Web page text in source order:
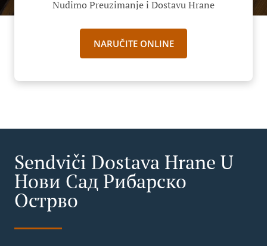
Nudimo Preuzimanje i Dostavu Hrane
NARUČITE ONLINE
Sendviči Dostava Hrane U
Нови Сад Рибарско
Острво